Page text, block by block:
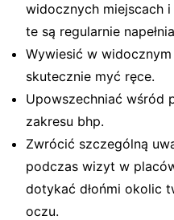
widocznych miejscach
te są regularnie
Wywiesić w
skutecznie myć ręce.
Upowszechniać wśród
zakresu bhp.
Zwrócić szczególną
podczas wizyt w
dotykać dłońmi okolic
oczu.